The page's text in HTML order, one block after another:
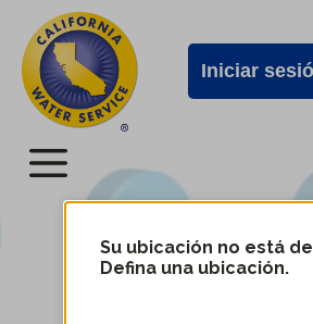
directamente
contenido
principal
Alertas
de
Cal
Water
Iniciar
Menú
Menú
servicio
Su ubicación no está
Defina una ubicación.